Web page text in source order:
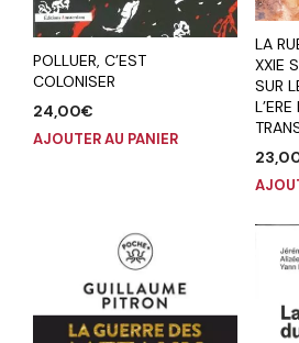
POLLUER, C’EST
COLONISER
24,00€
AJOUTER AU PANIER
LA
XXIE
SUR